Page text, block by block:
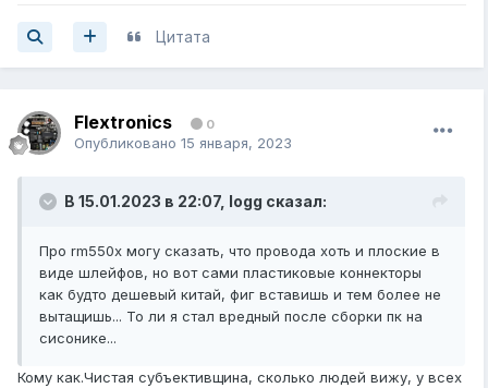
Цитата
Flextronics 0
Опубликовано 15 января, 2023
В 15.01.2023 в 22:07, logg сказал:
Про rm550x могу сказать, что провода хоть и плоские в
виде шлейфов, но вот сами пластиковые коннекторы
как будто дешевый китай, фиг вставишь и тем более не
вытащишь... То ли я стал вредный после сборки пк на
сисонике...
Кому как.Чистая субъективщина, сколько людей вижу, у всех